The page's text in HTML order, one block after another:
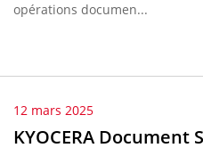
opérations documen...
12 mars 2025
KYOCERA